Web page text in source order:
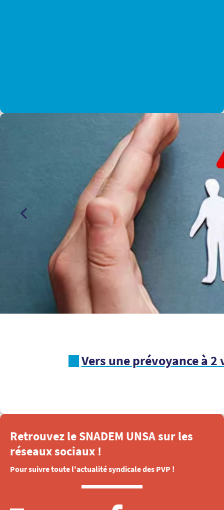
Vers une prévoyance à
Retrouvez le SNADEM UNSA sur les
réseaux sociaux !
Pour suivre toute l'actualité syndicale des PVP !